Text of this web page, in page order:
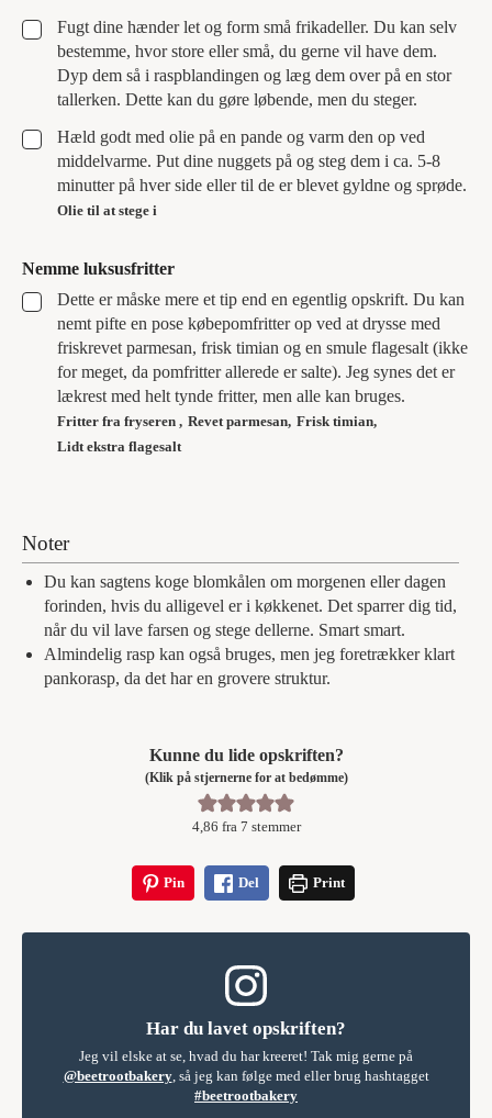
▢
Fugt dine hænder let og form små frikadeller. Du kan selv
bestemme, hvor store eller små, du gerne vil have dem.
Dyp dem så i raspblandingen og læg dem over på en stor
tallerken. Dette kan du gøre løbende, men du steger.
▢
Hæld godt med olie på en pande og varm den op ved
middelvarme. Put dine nuggets på og steg dem i ca. 5-8
minutter på hver side eller til de er blevet gyldne og sprøde.
Olie til at stege i
Nemme luksusfritter
▢
Dette er måske mere et tip end en egentlig opskrift. Du kan
nemt pifte en pose købepomfritter op ved at drysse med
friskrevet parmesan, frisk timian og en smule flagesalt (ikke
for meget, da pomfritter allerede er salte). Jeg synes det er
lækrest med helt tynde fritter, men alle kan bruges.
Fritter fra fryseren , Revet parmesan, Frisk timian,
Lidt ekstra flagesalt
Noter
Du kan sagtens koge blomkålen om morgenen eller dagen
forinden, hvis du alligevel er i køkkenet. Det sparrer dig tid,
når du vil lave farsen og stege dellerne. Smart smart.
Almindelig rasp kan også bruges, men jeg foretrækker klart
pankorasp, da det har en grovere struktur.
Kunne du lide opskriften?
(Klik på stjernerne for at bedømme)
4,86 fra 7 stemmer
Pin Del Print
Har du lavet opskriften?
Jeg vil elske at se, hvad du har kreeret! Tak mig gerne på
@beetrootbakery, så jeg kan følge med eller brug hashtagget
#beetrootbakery